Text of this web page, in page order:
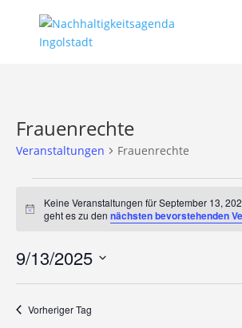
Frauenrechte
Veranstaltungen Frauenrechte
Veranstaltungen
für
September
13,
2025
Hinweis
Keine Veranstaltungen für September 13,
geht es zu dennächsten bevorstehenden
9/13/2025
Vorheriger Tag